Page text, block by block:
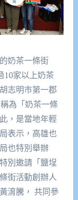
奶茶一條街
10家以上奶茶
志明市第一郡
為「奶茶一條
，是當地年輕
表示，高雄也
也特別舉辦
別邀請「鹽埕
街活動創辦人
淯騰， 共同參